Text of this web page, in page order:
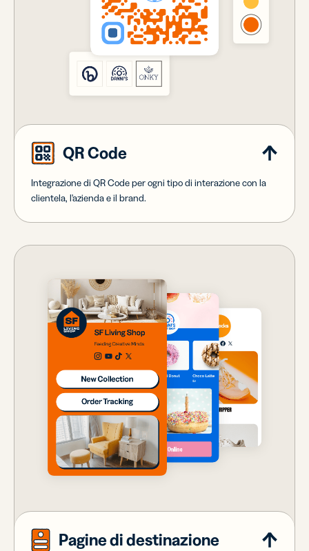
QR Code
Integrazione di QR Code per ogni tipo di interazione con la
clientela, l'azienda e il brand.
Pagine di destinazione